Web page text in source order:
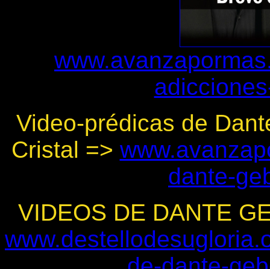
Video-prédicas de
Cristal =>
dante-
VIDEOS DE DANTE